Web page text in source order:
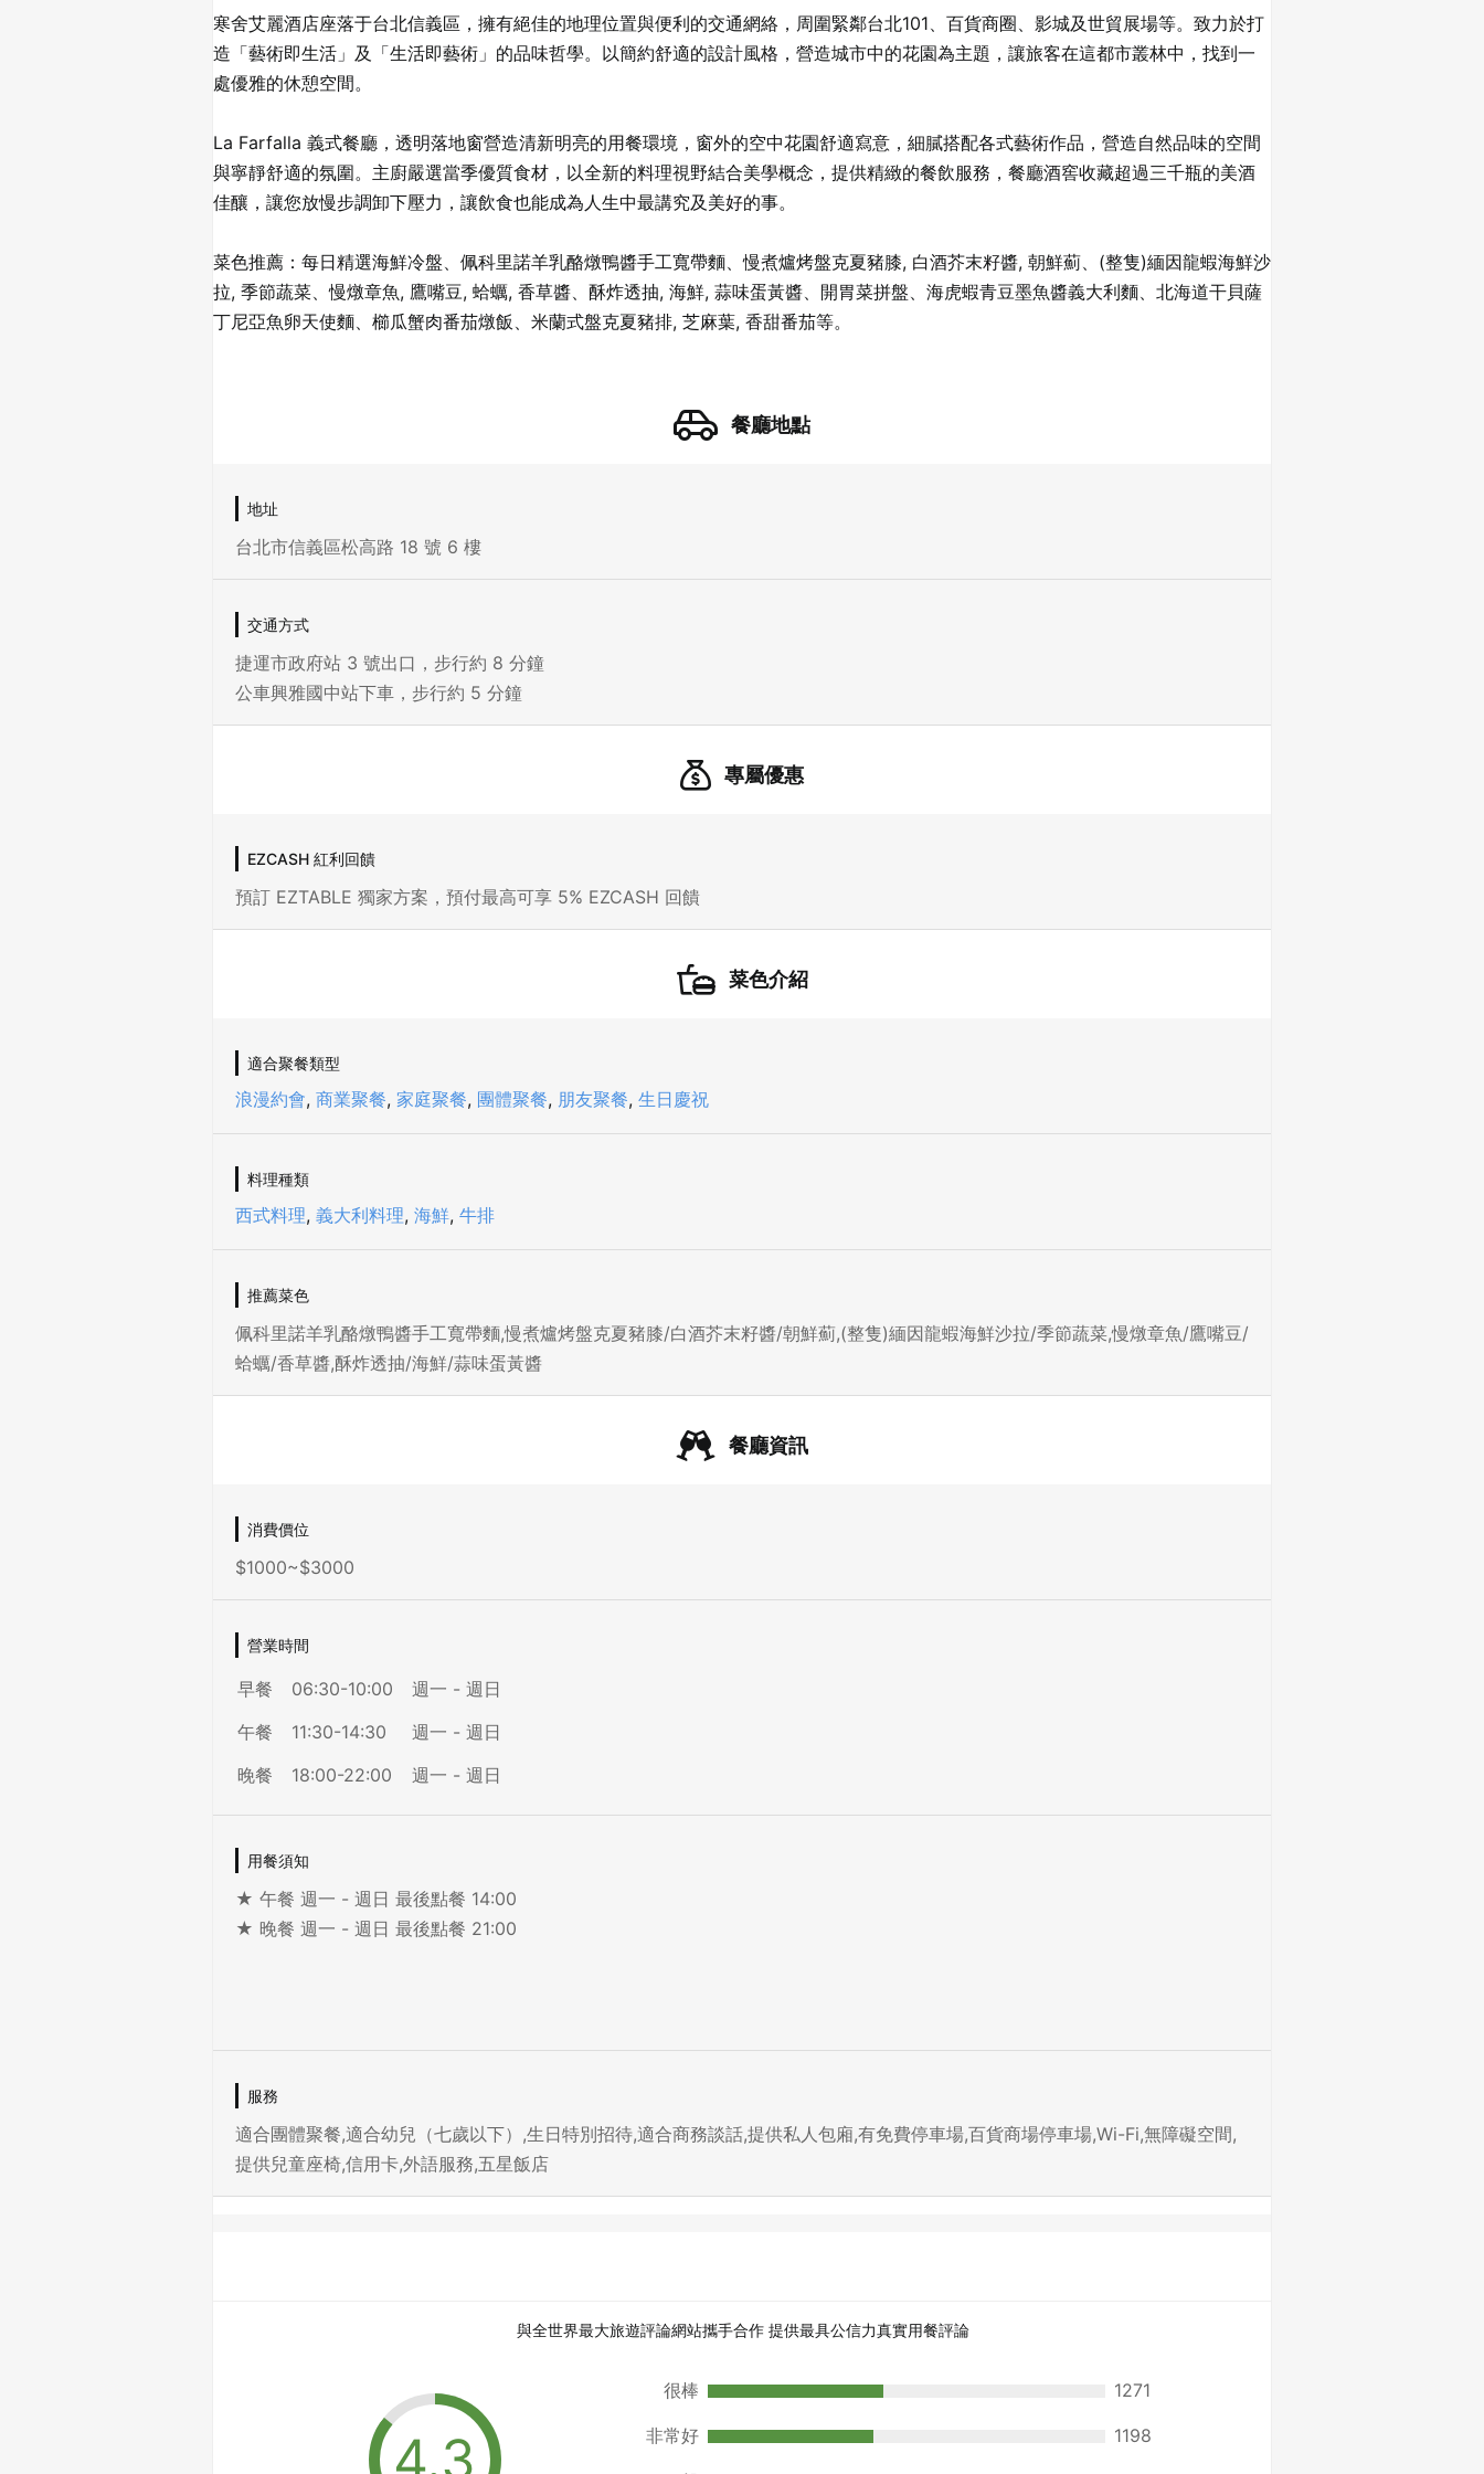
21 人以上大型訂位，請洽 LINE 官方帳號 @eztable
寒舍艾麗酒店座落于台北信義區，擁有絕佳的地理位置與便利的交通網絡，周圍緊鄰台北101、百貨商圈、影城及世貿展場等。致力於打
造「藝術即生活」及「生活即藝術」的品味哲學。以簡約舒適的設計風格，營造城市中的花園為主題，讓旅客在這都市叢林中，找到一
處優雅的休憩空間。
La Farfalla 義式餐廳，透明落地窗營造清新明亮的用餐環境，窗外的空中花園舒適寫意，細膩搭配各式藝術作品，營造自然品味的空間
與寧靜舒適的氛圍。主廚嚴選當季優質食材，以全新的料理視野結合美學概念，提供精緻的餐飲服務，餐廳酒窖收藏超過三千瓶的美酒
佳釀，讓您放慢步調卸下壓力，讓飲食也能成為人生中最講究及美好的事。
菜色推薦：每日精選海鮮冷盤、佩科里諾羊乳酪燉鴨醬手工寬帶麵、慢煮爐烤盤克夏豬膝, 白酒芥末籽醬, 朝鮮薊、(整隻)緬因龍蝦海鮮沙
拉, 季節蔬菜、慢燉章魚, 鷹嘴豆, 蛤蠣, 香草醬、酥炸透抽, 海鮮, 蒜味蛋黃醬、開胃菜拼盤、海虎蝦青豆墨魚醬義大利麵、北海道干貝薩
丁尼亞魚卵天使麵、櫛瓜蟹肉番茄燉飯、米蘭式盤克夏豬排, 芝麻葉, 香甜番茄等。
餐廳地點
地址
台北市信義區松高路 18 號 6 樓
交通方式
捷運市政府站 3 號出口，步行約 8 分鐘
公車興雅國中站下車，步行約 5 分鐘
專屬優惠
EZCASH 紅利回饋
預訂 EZTABLE 獨家方案，預付最高可享 5% EZCASH 回饋
菜色介紹
適合聚餐類型
浪漫約會, 商業聚餐, 家庭聚餐, 團體聚餐, 朋友聚餐, 生日慶祝
料理種類
西式料理, 義大利料理, 海鮮, 牛排
推薦菜色
佩科里諾羊乳酪燉鴨醬手工寬帶麵,慢煮爐烤盤克夏豬膝/白酒芥末籽醬/朝鮮薊,(整隻)緬因龍蝦海鮮沙拉/季節蔬菜,慢燉章魚/鷹嘴豆/
蛤蠣/香草醬,酥炸透抽/海鮮/蒜味蛋黃醬
餐廳資訊
消費價位
$1000~$3000
營業時間
早餐 06:30-10:00
週一 - 週日
午餐
11:30-14:30
週一 - 週日
晚餐
18:00-22:00 週一 - 週日
用餐須知
★ 午餐 週一 - 週日 最後點餐 14:00
★ 晚餐 週一 - 週日 最後點餐 21:00
服務
適合團體聚餐,適合幼兒（七歲以下）,生日特別招待,適合商務談話,提供私人包廂,有免費停車場,百貨商場停車場,Wi-Fi,無障礙空間,
提供兒童座椅,信用卡,外語服務,五星飯店
與全世界最大旅遊評論網站攜手合作 提供最具公信力真實用餐評論
很棒 1271
非常好 1198
登出